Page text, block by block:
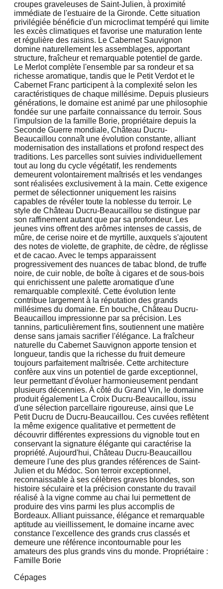
croupes graveleuses de Saint-Julien, à proximité
immédiate de l'estuaire de la Gironde. Cette situation
privilégiée bénéficie d'un microclimat tempéré qui limite
les excès climatiques et favorise une maturation lente
et régulière des raisins. Le Cabernet Sauvignon
domine naturellement les assemblages, apportant
structure, fraîcheur et remarquable potentiel de garde.
Le Merlot complète l'ensemble par sa rondeur et sa
richesse aromatique, tandis que le Petit Verdot et le
Cabernet Franc participent à la complexité selon les
caractéristiques de chaque millésime. Depuis plusieurs
générations, le domaine est animé par une philosophie
fondée sur une parfaite connaissance du terroir. Sous
l'impulsion de la famille Borie, propriétaire depuis la
Seconde Guerre mondiale, Château Ducru-
Beaucaillou connaît une évolution constante, alliant
modernisation des installations et profond respect des
traditions. Les parcelles sont suivies individuellement
tout au long du cycle végétatif, les rendements
demeurent volontairement maîtrisés et les vendanges
sont réalisées exclusivement à la main. Cette exigence
permet de sélectionner uniquement les raisins
capables de révéler toute la noblesse du terroir. Le
style de Château Ducru-Beaucaillou se distingue par
son raffinement autant que par sa profondeur. Les
jeunes vins offrent des arômes intenses de cassis, de
mûre, de cerise noire et de myrtille, auxquels s'ajoutent
des notes de violette, de graphite, de cèdre, de réglisse
et de cacao. Avec le temps apparaissent
progressivement des nuances de tabac blond, de truffe
noire, de cuir noble, de boîte à cigares et de sous-bois
qui enrichissent une palette aromatique d'une
remarquable complexité. Cette évolution lente
contribue largement à la réputation des grands
millésimes du domaine. En bouche, Château Ducru-
Beaucaillou impressionne par sa précision. Les
tannins, particulièrement fins, soutiennent une matière
dense sans jamais sacrifier l'élégance. La fraîcheur
naturelle du Cabernet Sauvignon apporte tension et
longueur, tandis que la richesse du fruit demeure
toujours parfaitement maîtrisée. Cette architecture
confère aux vins un potentiel de garde exceptionnel,
leur permettant d'évoluer harmonieusement pendant
plusieurs décennies. À côté du Grand Vin, le domaine
produit également La Croix Ducru-Beaucaillou, issu
d'une sélection parcellaire rigoureuse, ainsi que Le
Petit Ducru de Ducru-Beaucaillou. Ces cuvées reflètent
la même exigence qualitative et permettent de
découvrir différentes expressions du vignoble tout en
conservant la signature élégante qui caractérise la
propriété. Aujourd'hui, Château Ducru-Beaucaillou
demeure l'une des plus grandes références de Saint-
Julien et du Médoc. Son terroir exceptionnel,
reconnaissable à ses célèbres graves blondes, son
histoire séculaire et la précision constante du travail
réalisé à la vigne comme au chai lui permettent de
produire des vins parmi les plus accomplis de
Bordeaux. Alliant puissance, élégance et remarquable
aptitude au vieillissement, le domaine incarne avec
constance l'excellence des grands crus classés et
demeure une référence incontournable pour les
amateurs des plus grands vins du monde. Propriétaire :
Famille Borie
Cépages